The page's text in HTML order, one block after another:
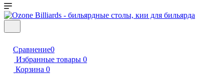
Сравнение0
Избранные товары 0
Корзина 0